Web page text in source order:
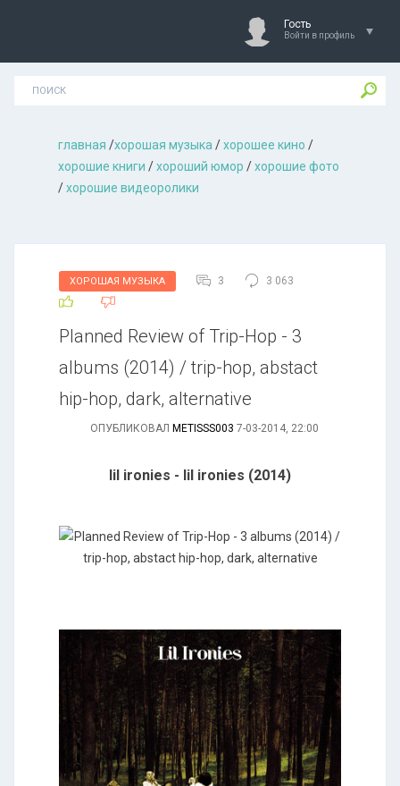
Гость
Войти в профиль
главная /хорошая музыкa /хорошее кино /
хорошие книги /хороший юмор /хорошие фото
/хорошие видеоролики
ХОРОШАЯ МУЗЫКА 3 3 063
Planned Review of Trip-Hop - 3
albums (2014) / trip-hop, abstact
hip-hop, dark, alternative
ОПУБЛИКОВАЛ METISSS003 7-03-2014, 22:00
lil ironies - lil ironies (2014)